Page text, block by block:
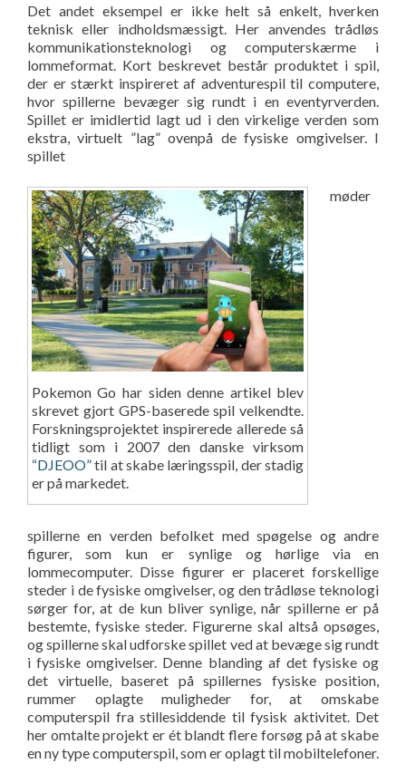
Det andet eksempel er ikke helt så enkelt, hverken
teknisk eller indholdsmæssigt. Her anvendes trådløs
kommunikationsteknologi og computerskærme i
lommeformat. Kort beskrevet består produktet i spil,
der er stærkt inspireret af adventurespil til computere,
hvor spillerne bevæger sig rundt i en eventyrverden.
Spillet er imidlertid lagt ud i den virkelige verden som
ekstra, virtuelt ”lag” ovenpå de fysiske omgivelser. I
spillet
Pokemon Go har siden denne artikel blev
skrevet gjort GPS-baserede spil velkendte.
Forskningsprojektet inspirerede allerede så
tidligt som i 2007 den danske virksom
“DJEOO”til at skabe læringsspil, der stadig
er på markedet.
møder
spillerne en verden befolket med spøgelse og andre
figurer, som kun er synlige og hørlige via en
lommecomputer. Disse figurer er placeret forskellige
steder i de fysiske omgivelser, og den trådløse teknologi
sørger for, at de kun bliver synlige, når spillerne er på
bestemte, fysiske steder. Figurerne skal altså opsøges,
og spillerne skal udforske spillet ved at bevæge sig rundt
i fysiske omgivelser. Denne blanding af det fysiske og
det virtuelle, baseret på spillernes fysiske position,
rummer oplagte muligheder for, at omskabe
computerspil fra stillesiddende til fysisk aktivitet. Det
her omtalte projekt er ét blandt flere forsøg på at skabe
en ny type computerspil, som er oplagt til mobiltelefoner.